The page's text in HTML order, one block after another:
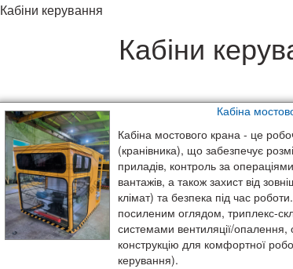
Кабіни керування
Кабіни
Кабіна
Кабіна мостового крана - це
(кранівника), що забезпечує
приладів, контроль за
вантажів, а також захист від
клімат) та безпека під час
посиленим оглядом, триплекс-
системами вентиляції/опалення,
конструкцію для комфортної
керування).